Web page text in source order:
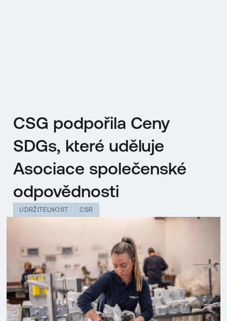
CSG podpořila Ceny
SDGs, které uděluje
Asociace společenské
odpovědnosti
UDRŽITELNOST CSR